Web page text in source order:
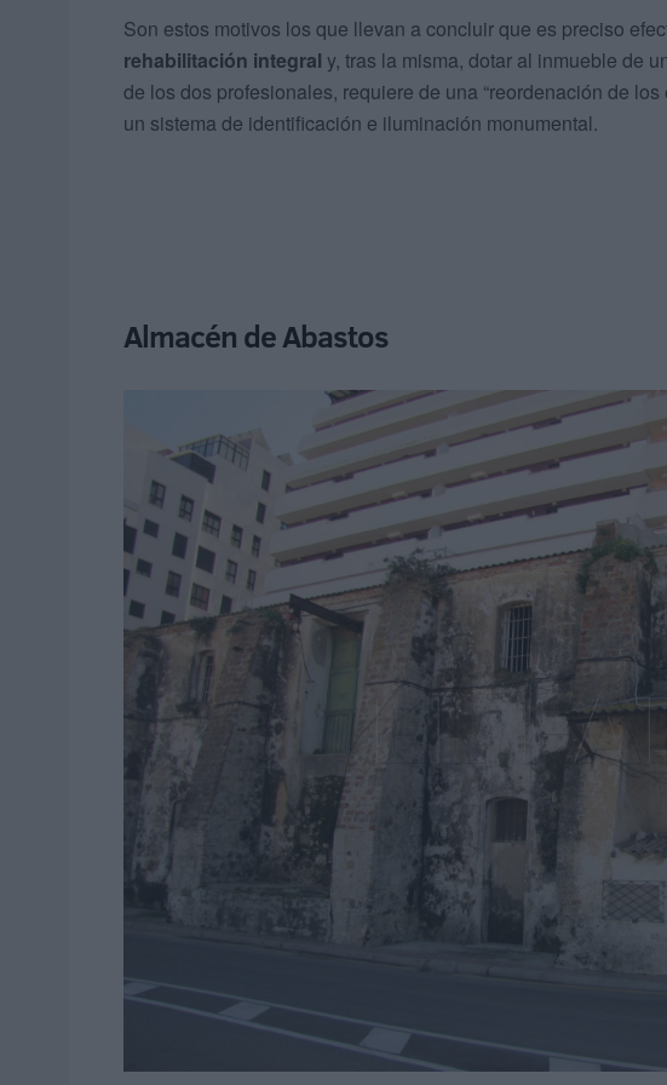
Son estos motivos los que llevan a concluir que es preciso
rehabilitación integral y, tras la misma, dotar al inmueble de
de los dos profesionales, requiere de una “reordenación de
un sistema de identificación e iluminación monumental.
Almacén de Abastos